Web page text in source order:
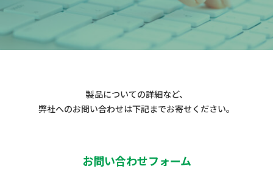
製品についての詳細など、
弊社へのお問い合わせは下記までお寄せください。
お問い合わせフォーム